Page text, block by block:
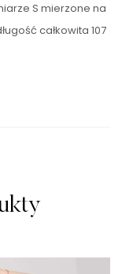
S mierzone na
całkowita 107